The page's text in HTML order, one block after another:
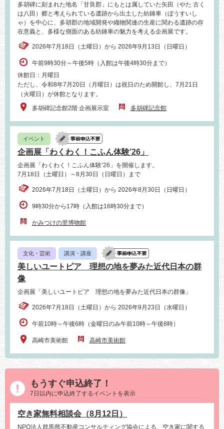
多胡碑に刻まれた地名「甘良郡」にもとは属していた矢田（やた 古く
は八田）郷と考えられている遺跡から出土した紡錘車（ぼうすいし
ゃ）を中心に、多胡郡の地域開発や織物関連の生産に関わる遺跡の存
在意義と、多様な側面のある紡錘車の魅力を考える企画展です。
2026年7月18日（土曜日）から 2026年9月13日（日曜日）
午前9時30分～午後5時（入館は午後4時30分まで）
休館日：月曜日
ただし、令和8年7月20日（月曜日）は祝日のため開館し、7月21日
（火曜日）が休館となります。
多胡碑記念館2階 企画展示室
多胡碑記念館
イベント
企画展「わくわく！こふん体験’26」
企画展「わくわく！こふん体験’26」を開催します。
7月18日（土曜日）～8月30日（日曜日）まで
2026年7月18日（土曜日）から 2026年8月30日（日曜日）
9時30分から17時（入館は16時30分まで）
かみつけの里博物館
文化・芸術 講演・講座
美しいユートピア 理想の地を夢みた近代日本の群
像
企画展「美しいユートピア 理想の地を夢みた近代日本の群像」
2026年7月18日（土曜日）から 2026年9月23日（水曜日）
午前10時～午後6時（金曜日のみ午前10時～午後8時）
高崎市美術館 高崎市美術館
もうすぐ申込終了！
7日以内に申込終了するイベントを表示
空き家無料相談会（8月12日）
NPO法人群馬県不動産コンサルティング協会による、空き家に関する